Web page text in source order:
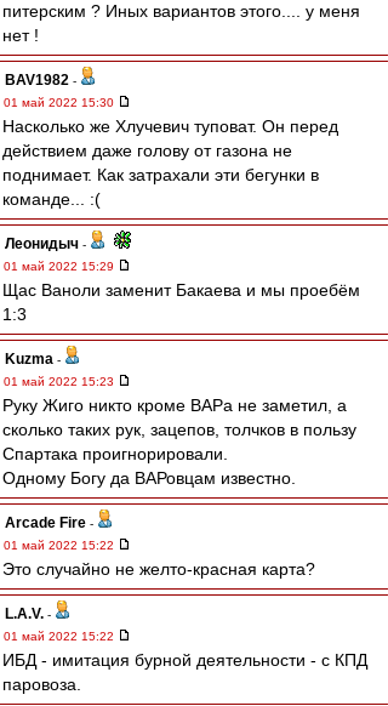
питерским ? Иных вариантов этого.... у меня
нет !
BAV1982 -
01 май 2022 15:30
Насколько же Хлучевич туповат. Он перед
действием даже голову от газона не
поднимает. Как затрахали эти бегунки в
команде... :(
Леонидыч -
01 май 2022 15:29
Щас Ваноли заменит Бакаева и мы проебём
1:3
Kuzma -
01 май 2022 15:23
Руку Жиго никто кроме ВАРа не заметил, а
сколько таких рук, зацепов, толчков в пользу
Спартака проигнорировали.
Одному Богу да ВАРовцам известно.
Arcade Fire -
01 май 2022 15:22
Это случайно не желто-красная карта?
L.А.V. -
01 май 2022 15:22
ИБД - имитация бурной деятельности - с КПД
паровоза.